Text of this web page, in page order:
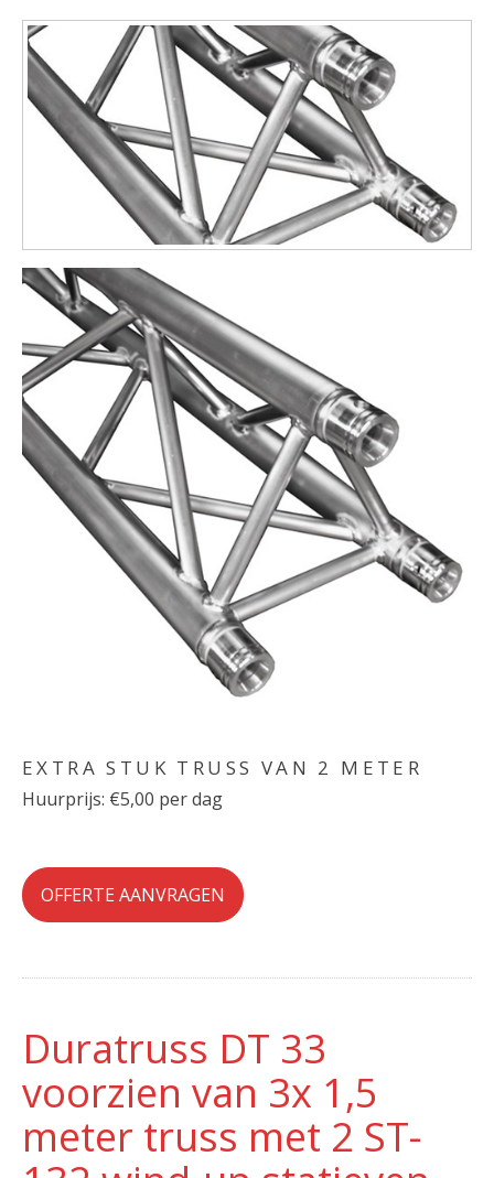
EXTRA STUK TRUSS VAN 2 METER
Huurprijs: €5,00 per dag
OFFERTE AANVRAGEN
Duratruss DT 33
voorzien van 3x 1,5
meter truss met 2 ST-